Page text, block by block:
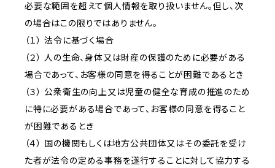
必要な範囲を超えて個人情報を取り扱いません。但し、次
の場合はこの限りではありません。
（１） 法令に基づく場合
（２） 人の生命、身体又は財産の保護のために必要がある
場合であって、お客様の同意を得ることが困難であるとき
（３） 公衆衛生の向上又は児童の健全な育成の推進のため
に特に必要がある場合であって、お客様の同意を得ること
が困難であるとき
（４） 国の機関もしくは地方公共団体又はその委託を受け
た者が法令の定める事務を遂行することに対して協力する